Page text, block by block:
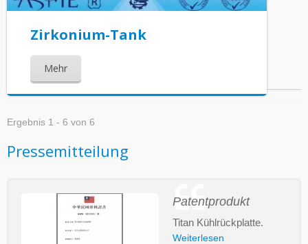
Zirkonium-Tank
Mehr
Ergebnis 1 - 6 von 6
Pressemitteilung
Patentprodukt
Titan Kühlrückplatte.
Weiterlesen